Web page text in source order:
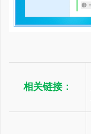
相关链接：